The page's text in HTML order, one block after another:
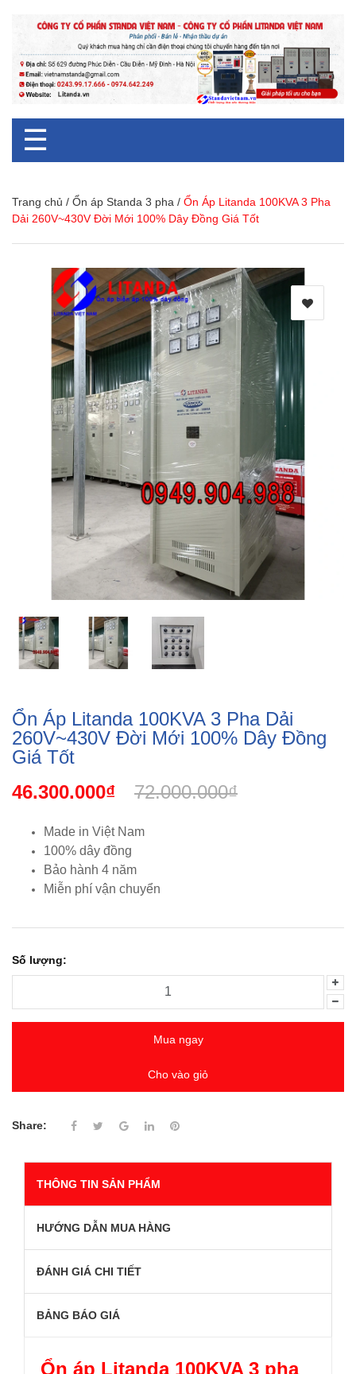
☰
Trang chủ / Ổn áp Standa 3 pha / Ổn Áp Litanda 100KVA 3 Pha
Dải 260V~430V Đời Mới 100% Dây Đồng Giá Tốt
Ổn Áp Litanda 100KVA 3 Pha Dải
260V~430V Đời Mới 100% Dây Đồng
Giá Tốt
46.300.000₫
72.000.000₫
Made in Việt Nam
100% dây đồng
Bảo hành 4 năm
Miễn phí vận chuyển
Số lượng:
Mua ngay
Cho vào giỏ
Share:
THÔNG TIN SẢN PHẨM
HƯỚNG DẪN MUA HÀNG
ĐÁNH GIÁ CHI TIẾT
BẢNG BÁO GIÁ
Ổn áp Litanda 100KVA 3 pha